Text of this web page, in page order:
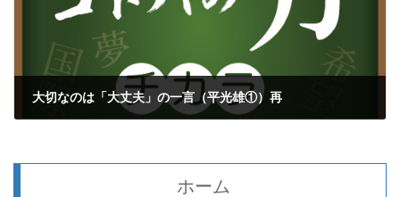
大切なのは「大丈夫」の一言（平光雄①）再
ホーム